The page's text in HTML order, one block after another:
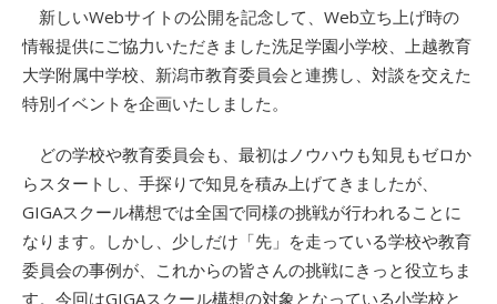
新しいWebサイトの公開を記念して、Web立ち上げ時の
情報提供にご協力いただきました洗足学園小学校、上越教育
大学附属中学校、新潟市教育委員会と連携し、対談を交えた
特別イベントを企画いたしました。
どの学校や教育委員会も、最初はノウハウも知見もゼロか
らスタートし、手探りで知見を積み上げてきましたが、
GIGAスクール構想では全国で同様の挑戦が行われることに
なります。しかし、少しだけ「先」を走っている学校や教育
委員会の事例が、これからの皆さんの挑戦にきっと役立ちま
す。今回はGIGAスクール構想の対象となっている小学校と